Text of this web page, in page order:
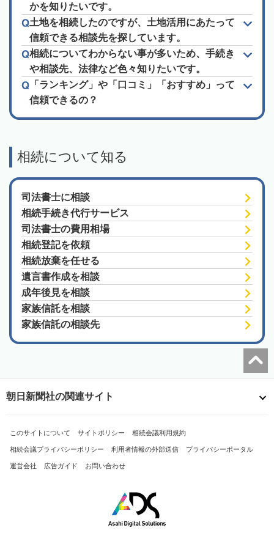
かを知りたいです。
土地を相続したのですが、土地活用にあたって
信頼できる相談先を探しています。
相続についてわからない事が多いため、手続き
や相談先、法律など色々知りたいです。
「ランキング」や「口コミ」「おすすめ」って
信頼できるの？
相続について知る
司法書士に相談
相続手続き代行サービス
司法書士の費用相場
相続登記を依頼
相続放棄を任せる
遺言書作成を相談
成年後見を相談
家族信託を相談
家族信託の相談先
朝日新聞社の関連サイト
このサイトについて サイトポリシー 相続会議利用規約
相続会議プライバシーポリシー 利用者情報の外部送信 プライバシーポータル
運営会社 広告ガイド お問い合わせ